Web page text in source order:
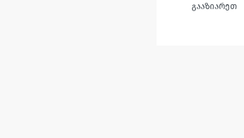
გააზიარეთ